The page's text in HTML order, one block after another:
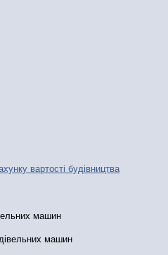
вартості будівництва
машин
машин